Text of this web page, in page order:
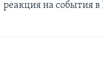
реакция на события в